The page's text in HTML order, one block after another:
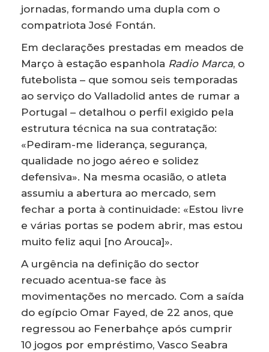
jornadas, formando uma dupla com o
compatriota José Fontán.
Em declarações prestadas em meados de
Março à estação espanhola Radio Marca, o
futebolista – que somou seis temporadas
ao serviço do Valladolid antes de rumar a
Portugal – detalhou o perfil exigido pela
estrutura técnica na sua contratação:
«Pediram-me liderança, segurança,
qualidade no jogo aéreo e solidez
defensiva». Na mesma ocasião, o atleta
assumiu a abertura ao mercado, sem
fechar a porta à continuidade: «Estou livre
e várias portas se podem abrir, mas estou
muito feliz aqui [no Arouca]».
A urgência na definição do sector
recuado acentua-se face às
movimentações no mercado. Com a saída
do egípcio Omar Fayed, de 22 anos, que
regressou ao Fenerbahçe após cumprir
10 jogos por empréstimo, Vasco Seabra